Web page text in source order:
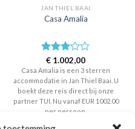
JAN THIEL BAAI
Casa Amalia
Waardering
3uit 5
€ 1.002,00
Casa Amalia is een 3 sterren
accommodatie in Jan Thiel Baai. U
boekt deze reis direct bij onze
partner TUI. Nu vanaf EUR 1002.00
per persoon.